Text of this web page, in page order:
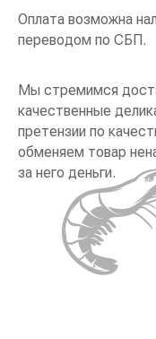
Оплата возможна
переводом по СБП.
Мы стремимся
качественные
претензии по
обменяем товар
за него деньги.